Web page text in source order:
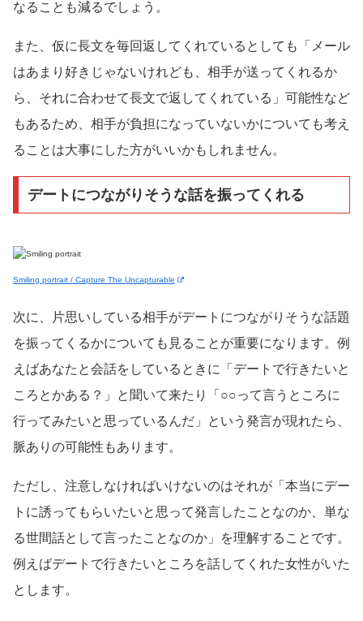
なることも減るでしょう。
また、仮に長文を毎回返してくれているとしても「メール
はあまり好きじゃないけれども、相手が送ってくれるか
ら、それに合わせて長文で返してくれている」可能性など
もあるため、相手が負担になっていないかについても考え
ることは大事にした方がいいかもしれません。
デートにつながりそうな話を振ってくれる
Smiling portrait / Capture The Uncapturable
次に、片思いしている相手がデートにつながりそうな話題
を振ってくるかについても見ることが重要になります。例
えばあなたと会話をしているときに「デートで行きたいと
ころとかある？」と聞いて来たり「○○って言うところに
行ってみたいと思っているんだ」という発言が現れたら、
脈ありの可能性もあります。
ただし、注意しなければいけないのはそれが「本当にデー
トに誘ってもらいたいと思って発言したことなのか、単な
る世間話として言ったことなのか」を理解することです。
例えばデートで行きたいところを話してくれた女性がいた
とします。